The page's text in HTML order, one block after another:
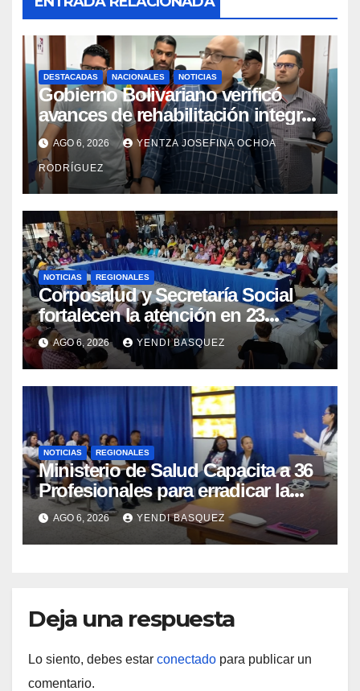
DESTACADAS NACIONALES NOTICIAS
Gobierno Bolivariano verificó
avances de rehabilitación integral
en el Hospital Dr. José María
Vargas
AGO 6, 2026 YENTZA JOSEFINA OCHOA
RODRÍGUEZ
NOTICIAS REGIONALES
Corposalud y Secretaría Social
fortalecen la atención en 23
municipios
AGO 6, 2026 YENDI BASQUEZ
NOTICIAS REGIONALES
Ministerio de Salud Capacita a 36
Profesionales para erradicar la
Tuberculosis en Yaracuy
AGO 6, 2026 YENDI BASQUEZ
Deja una respuesta
Lo siento, debes estar conectado para publicar un
comentario.